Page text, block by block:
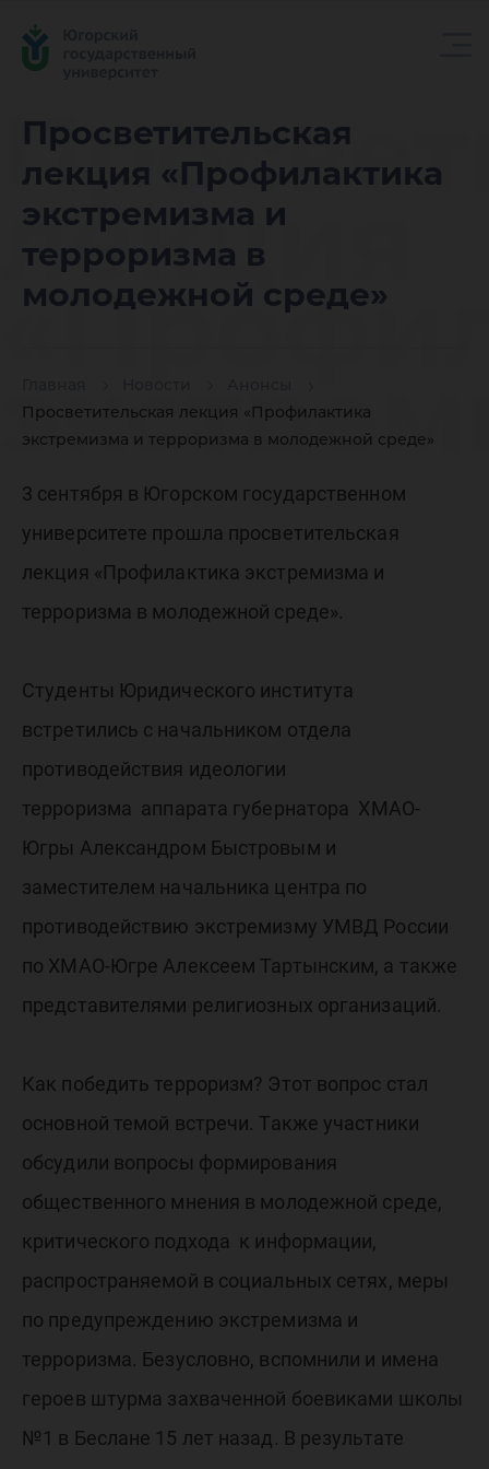
Просветительская
лекция «Профилактика
экстремизма и
терроризма в
молодежной среде»
Просветительская лекция «Профилактика
экстремизма и терроризма в молодежной среде»
лекция
среде»
3 сентября в Югорском государственном
университете прошла просветительская
лекция «Профилактика экстремизма и
терроризма в молодежной среде».
Студенты Юридического института
встретились с начальником отдела
противодействия идеологии
терроризма аппарата губернатора ХМАО-
Югры Александром Быстровым и
заместителем начальника центра по
противодействию экстремизму УМВД России
по ХМАО-Югре Алексеем Тартынским, а также
представителями религиозных организаций.
Как победить терроризм? Этот вопрос стал
основной темой встречи. Также участники
обсудили вопросы формирования
общественного мнения в молодежной среде,
критического подхода к информации,
распространяемой в социальных сетях, меры
по предупреждению экстремизма и
терроризма. Безусловно, вспомнили и имена
героев штурма захваченной боевиками школы
№1 в Беслане 15 лет назад. В результате